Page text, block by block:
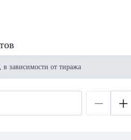
в зависимости от тиража